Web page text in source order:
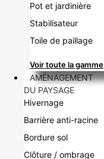
Pot et jardinière
Stabilisateur
Toile de paillage
Voir toute la gamme
AMÉNAGEMENT
DU PAYSAGE
Hivernage
Barrière anti-racine
Bordure sol
Clôture / ombrage